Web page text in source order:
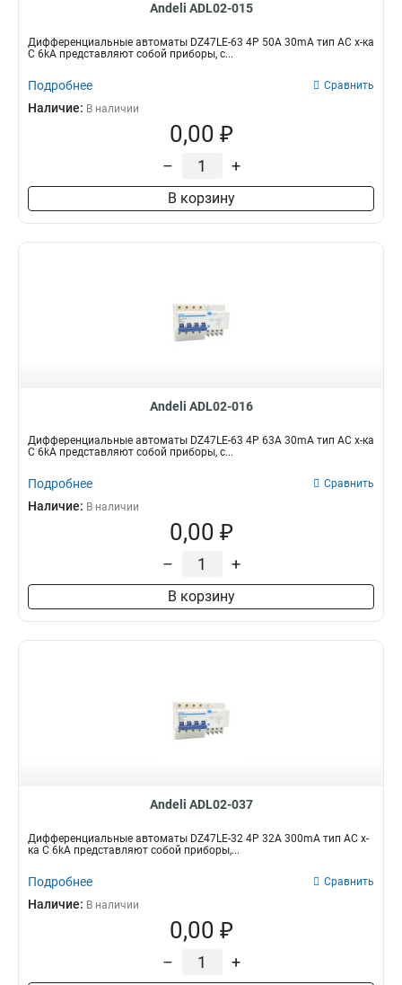
Andeli ADL02-015
Дифференциальные автоматы DZ47LE-63 4P 50A 30mA тип AC х-ка
С 6kA представляют собой приборы, с...
Подробнее Сравнить
Наличие: В наличии
0,00 ₽
– +
В корзину
Andeli ADL02-016
Дифференциальные автоматы DZ47LE-63 4P 63A 30mA тип AC х-ка
С 6kA представляют собой приборы, с...
Подробнее Сравнить
Наличие: В наличии
0,00 ₽
– +
В корзину
Andeli ADL02-037
Дифференциальные автоматы DZ47LE-32 4P 32A 300mA тип AC х-
ка С 6kA представляют собой приборы,...
Подробнее Сравнить
Наличие: В наличии
0,00 ₽
– +